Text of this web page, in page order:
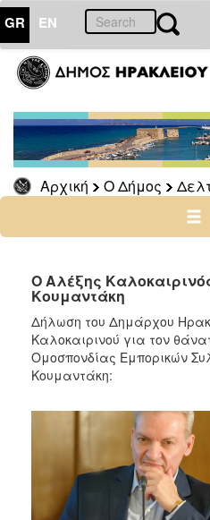
GR EN
Αρχική Ο Δήμος
ΔΗΜΟΣ
Δελτία
Τύπου
Αρχείο
ΠΟΛΙΤΙΣΜΟΣ
ΑΝΘΕΚΤΙΚΗ
ΠΟΛΗ
Ο Αλέξης
Κουμαντάκη
Δήλωση του Δημάρχου
Καλοκαιρινού για τον
Ομοσπονδίας Εμπορικών
Κουμαντάκη: